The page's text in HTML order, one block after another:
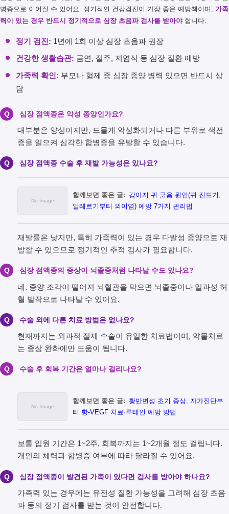
병증으로 이어질 수 있어요. 정기적인 건강검진이 가장 좋은 예방책이며, 가족
력이 있는 경우 반드시 정기적으로 심장 초음파 검사를 받아야합니다.
정기 검진: 1년에 1회 이상 심장 초음파 권장
건강한 생활습관: 금연, 절주, 저염식 등 심장 질환 예방
가족력 확인: 부모나 형제 중 심장 종양 병력 있으면 반드시 상
담
Q 심장 점액종은 악성 종양인가요?
대부분은 양성이지만, 드물게 악성화되거나 다른 부위로 색전
증을 일으켜 심각한 합병증을 유발할 수 있습니다.
Q 심장 점액종 수술 후 재발 가능성은 있나요?
함께보면 좋은 글: 강아지 귀 긁음 원인(귀 진드기,
알레르기부터 외이염) 예방 7가지 관리법
재발률은 낮지만, 특히 가족력이 있는 경우 다발성 종양으로 재
발할 수 있으므로 정기적인 추적 검사가 필요합니다.
Q 심장 점액종의 증상이 뇌졸중처럼 나타날 수도 있나요?
네. 종양 조각이 떨어져 뇌혈관을 막으면 뇌졸중이나 일과성 허
혈 발작으로 나타날 수 있어요.
Q 수술 외에 다른 치료 방법은 없나요?
현재까지는 외과적 절제 수술이 유일한 치료법이며, 약물치료
는 증상 완화에만 도움이 됩니다.
Q 수술 후 회복 기간은 얼마나 걸리나요?
함께보면 좋은 글: 황반변성 초기 증상, 자가진단부
터 항-VEGF 치료·루테인 예방 방법
보통 입원 기간은 1~2주, 회복까지는 1~2개월 정도 걸립니다.
개인의 체력과 합병증 여부에 따라 달라질 수 있어요.
Q 심장 점액종이 발견된 가족이 있다면 검사를 받아야 하나요?
가족력 있는 경우에는 유전성 질환 가능성을 고려해 심장 초음
파 등의 정기 검사를 받는 것이 안전합니다.